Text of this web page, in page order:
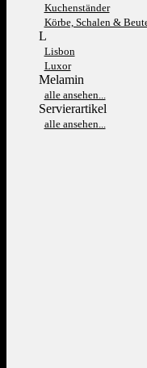
Kuchenständer
Körbe, Schalen &
L
Lisbon
Luxor
Melamin
alle ansehen...
Servierartikel
alle ansehen...